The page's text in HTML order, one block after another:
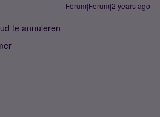
Forum|Forum|2 years ago
te annuleren